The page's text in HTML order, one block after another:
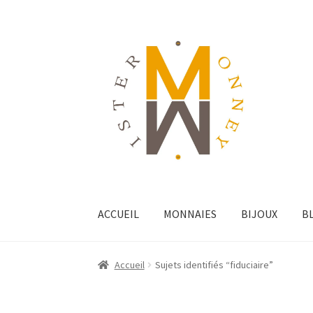
ACCUEIL MONNAIES BIJOUX
Accueil Sujets identifiés “fiduciaire”